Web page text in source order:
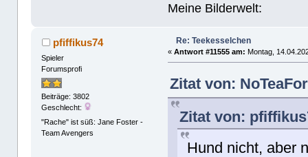
Meine Bilderwelt:
pfiffikus74
Spieler
Forumsprofi
Beiträge: 3802
Geschlecht:
"Rache" ist süß: Jane Foster -
Team Avengers
Re: Teekesselchen
«Antwort #11555 am: Montag,
Zitat von:
Zitat von:
Hund nicht, aber